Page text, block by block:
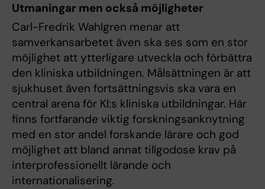
Utmaningar men också möjligheter
Carl-Fredrik Wahlgren menar att
samverkansarbetet även ska ses som en stor
möjlighet att ytterligare utveckla och förbättra
den kliniska utbildningen. Målsättningen är att
sjukhuset även fortsättningsvis ska vara en
central arena för KI:s kliniska utbildningar. Här
finns fortfarande viktig forskningsanknytning
med en stor andel forskande lärare och god
möjlighet att bland annat tillgodose krav på
interprofessionellt lärande och
internationalisering.